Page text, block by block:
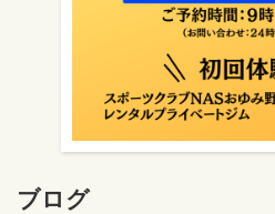
ブログ